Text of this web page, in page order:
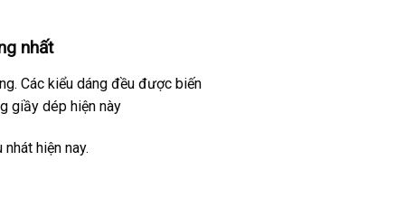
nhất
Các kiểu dáng đều được biến
giầy dép hiện này
hiện nay.